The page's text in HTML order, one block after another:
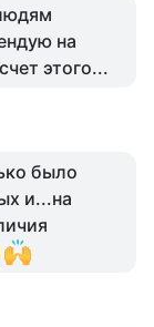
на
этого...
было
и...на